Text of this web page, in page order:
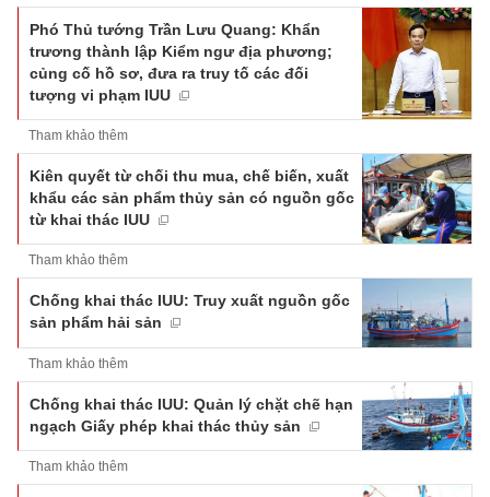
Phó Thủ tướng Trần Lưu Quang: Khẩn
trương thành lập Kiểm ngư địa phương;
củng cố hồ sơ, đưa ra truy tố các đối
tượng vi phạm IUU
Tham khảo thêm
Kiên quyết từ chối thu mua, chế biến, xuất
khẩu các sản phẩm thủy sản có nguồn gốc
từ khai thác IUU
Tham khảo thêm
Chống khai thác IUU: Truy xuất nguồn gốc
sản phẩm hải sản
Tham khảo thêm
Chống khai thác IUU: Quản lý chặt chẽ hạn
ngạch Giấy phép khai thác thủy sản
Tham khảo thêm